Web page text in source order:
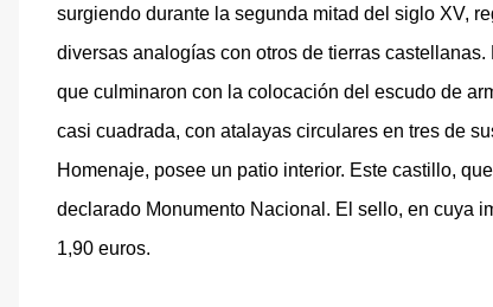
surgiendo durante la segunda mitad del siglo XV,
diversas analogías con otros de tierras
que culminaron con la colocación del escudo de
casi cuadrada, con atalayas circulares en tres de
Homenaje, posee un patio interior. Este castillo,
declarado Monumento Nacional. El sello, en cuya
1,90 euros.